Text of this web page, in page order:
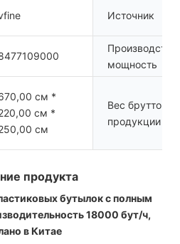
Источник
мощность
см *
см *
см
Вес брутто на
продукции
продукта
бутылок с полным
18000 бут/ч,
в Китае